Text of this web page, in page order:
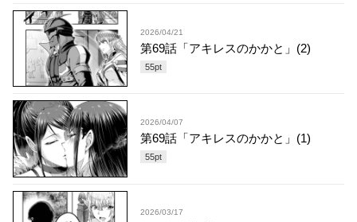
2026/04/21
第69話「アキレスのかかと」(2)
55pt
2026/04/07
第69話「アキレスのかかと」(1)
55pt
2026/03/17